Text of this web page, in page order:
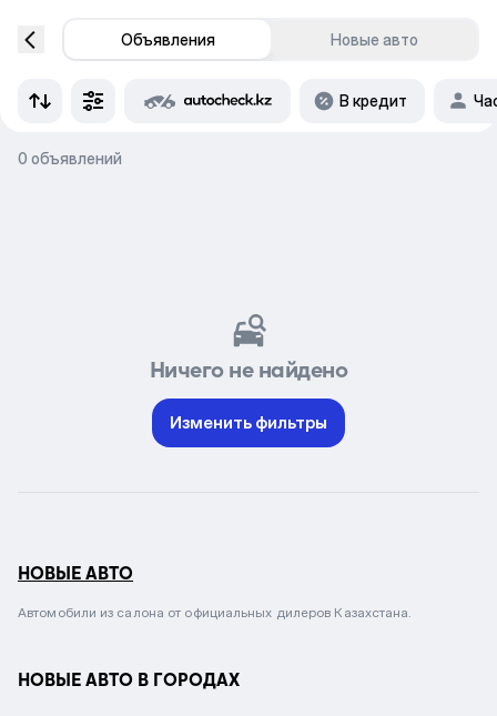
Объявления Новые авто
В кредит
0 объявлений
Ничего не найдено
Изменить фильтры
НОВЫЕ АВТО
Автомобили из салона от официальных дилеров Казахстана.
НОВЫЕ АВТО В ГОРОДАХ